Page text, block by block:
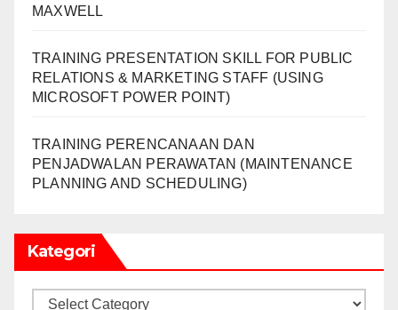
MAXWELL
TRAINING PRESENTATION SKILL FOR PUBLIC
RELATIONS & MARKETING STAFF (USING
MICROSOFT POWER POINT)
TRAINING PERENCANAAN DAN
PENJADWALAN PERAWATAN (MAINTENANCE
PLANNING AND SCHEDULING)
Kategori
Kategori